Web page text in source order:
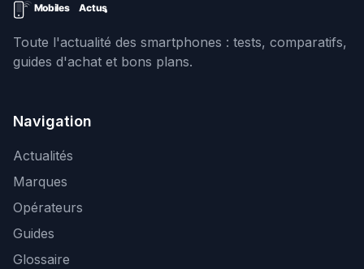
Toute l'actualité des smartphones : tests, comparatifs,
guides d'achat et bons plans.
Navigation
Actualités
Marques
Opérateurs
Guides
Glossaire